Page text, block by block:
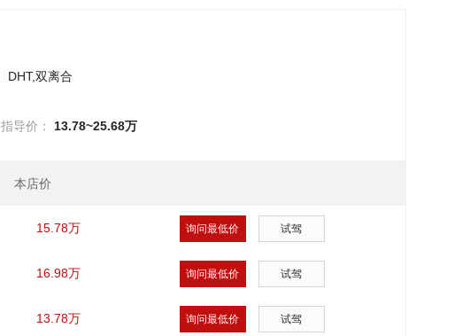
DHT,双离合
指导价： 13.78~25.68万
本店价
15.78万 询问最低价 试驾
16.98万 询问最低价 试驾
13.78万 询问最低价 试驾